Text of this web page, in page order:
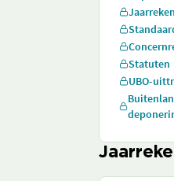
Statuten
UBO-